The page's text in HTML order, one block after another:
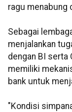
ragu menabung
Sebagai
menjalankan
dengan BI serta
memiliki
bank untuk
"Kondisi